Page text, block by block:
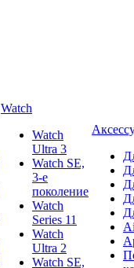
Watch
Watch
Ultra 3
Watch SE,
3-е
поколение
Watch
Series 11
Watch
Ultra 2
Watch SE,